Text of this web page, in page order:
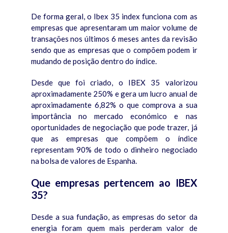
De forma geral, o Ibex 35 index funciona com as
empresas que apresentaram um maior volume de
transações nos últimos 6 meses antes da revisão
sendo que as empresas que o compõem podem ir
mudando de posição dentro do índice.
Desde que foi criado, o IBEX 35 valorizou
aproximadamente 250% e gera um lucro anual de
aproximadamente 6,82% o que comprova a sua
importância no mercado económico e nas
oportunidades de negociação que pode trazer, já
que as empresas que compõem o índice
representam 90% de todo o dinheiro negociado
na bolsa de valores de Espanha.
Que empresas pertencem ao IBEX
35?
Desde a sua fundação, as empresas do setor da
energia foram quem mais perderam valor de